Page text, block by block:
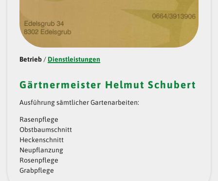
Betrieb / Dienstleistungen
Gärtnermeister Helmut Schubert
Ausführung sämtlicher Gartenarbeiten:
Rasenpflege
Obstbaumschnitt
Heckenschnitt
Neupflanzung
Rosenpflege
Grabpflege